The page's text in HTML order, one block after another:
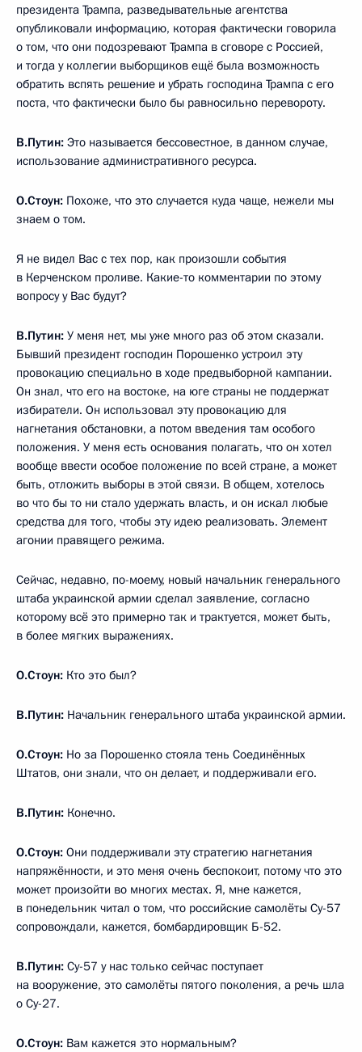
президента Трампа, разведывательные агентства
опубликовали информацию, которая фактически говорила
о том, что они подозревают Трампа в сговоре с Россией,
и тогда у коллегии выборщиков ещё была возможность
обратить вспять решение и убрать господина Трампа с его
поста, что фактически было бы равносильно перевороту.
В.Путин: Это называется бессовестное, в данном случае,
использование административного ресурса.
О.Стоун: Похоже, что это случается куда чаще, нежели мы
знаем о том.
Я не видел Вас с тех пор, как произошли события
в Керченском проливе. Какие-то комментарии по этому
вопросу у Вас будут?
В.Путин: У меня нет, мы уже много раз об этом сказали.
Бывший президент господин Порошенко устроил эту
провокацию специально в ходе предвыборной кампании.
Он знал, что его на востоке, на юге страны не поддержат
избиратели. Он использовал эту провокацию для
нагнетания обстановки, а потом введения там особого
положения. У меня есть основания полагать, что он хотел
вообще ввести особое положение по всей стране, а может
быть, отложить выборы в этой связи. В общем, хотелось
во что бы то ни стало удержать власть, и он искал любые
средства для того, чтобы эту идею реализовать. Элемент
агонии правящего режима.
Сейчас, недавно, по-моему, новый начальник генерального
штаба украинской армии сделал заявление, согласно
которому всё это примерно так и трактуется, может быть,
в более мягких выражениях.
О.Стоун: Кто это был?
В.Путин: Начальник генерального штаба украинской армии.
О.Стоун: Но за Порошенко стояла тень Соединённых
Штатов, они знали, что он делает, и поддерживали его.
В.Путин: Конечно.
О.Стоун: Они поддерживали эту стратегию нагнетания
напряжённости, и это меня очень беспокоит, потому что это
может произойти во многих местах. Я, мне кажется,
в понедельник читал о том, что российские самолёты Су-57
сопровождали, кажется, бомбардировщик Б-52.
В.Путин: Су-57 у нас только сейчас поступает
на вооружение, это самолёты пятого поколения, а речь шла
о Су-27.
О.Стоун: Вам кажется это нормальным?